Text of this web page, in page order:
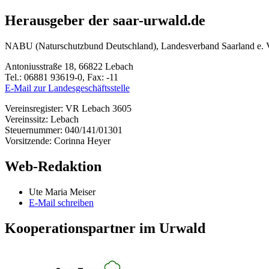
Herausgeber der saar-urwald.de
NABU (Naturschutzbund Deutschland), Landesverband Saarland e.
Antoniusstraße 18, 66822 Lebach
Tel.: 06881 93619-0, Fax: -11
E-Mail zur Landesgeschäftsstelle
Vereinsregister: VR Lebach 3605
Vereinssitz: Lebach
Steuernummer: 040/141/01301
Vorsitzende: Corinna Heyer
Web-Redaktion
Ute Maria Meiser
E-Mail schreiben
Kooperationspartner im Urwald